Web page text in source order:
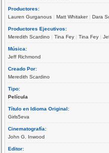
Productores:
Lauren Gurganous |Matt Whitaker|Dara
Productores Ejecutivos:
Meredith Scardino |Tina Fey |Tina Fey |
Música:
Jeff Richmond
Creado Por:
Meredith Scardino
Tipo:
Película
Título en Idioma Original:
Girls5eva
Cinematografía:
John G. Inwood
Editor: